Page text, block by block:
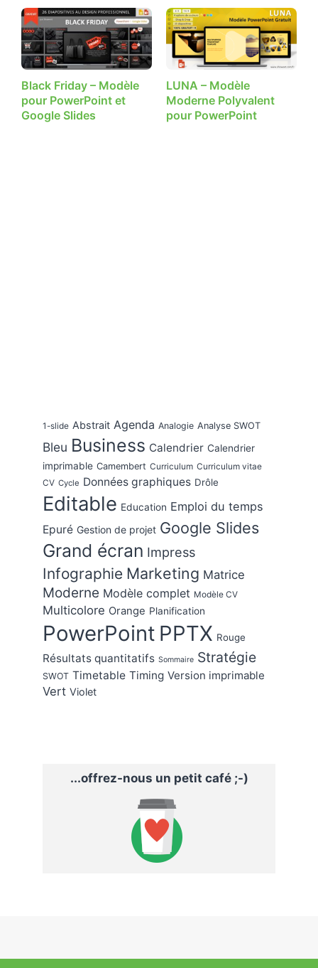
Black Friday – Modèle
pour PowerPoint et
Google Slides
LUNA – Modèle
Moderne Polyvalent
pour PowerPoint
1-slide Abstrait Agenda Analogie Analyse SWOT
Bleu Business Calendrier Calendrier
imprimable Camembert Curriculum Curriculum vitae
CV Cycle Données graphiques Drôle
Editable Education Emploi du temps
Epuré Gestion de projet Google Slides
Grand écran Impress
Infographie Marketing Matrice
Moderne Modèle complet Modèle CV
Multicolore Orange Planification
PowerPoint PPTX Rouge
Résultats quantitatifs Sommaire Stratégie
SWOT Timetable Timing Version imprimable
Vert Violet
...offrez-nous un petit café ;-)